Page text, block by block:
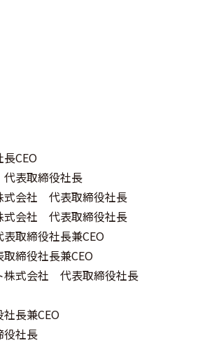
CEO
表取締役社長
式会社 代表取締役社長
式会社 代表取締役社長
取締役社長兼CEO
締役社長兼CEO
株式会社 代表取締役社長
長兼CEO
社長